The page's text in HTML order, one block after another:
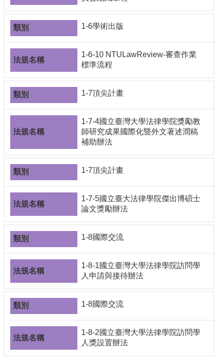
1-6學術出版
1-6-10 NTULawReview-審查作業
標準流程
1-7頂尖計畫
1-7-4國立臺灣大學法律學院獎勵教
師研究成果國際化暨外文著述潤稿
補助辦法
1-7頂尖計畫
1-7-5國立臺大法律學院傑出博碩士
論文獎勵辦法
1-8國際交流
1-8-1國立臺灣大學法律學院訪問學
人申請與接待辦法
1-8國際交流
1-8-2國立臺灣大學法律學院訪問學
人獎設置辦法